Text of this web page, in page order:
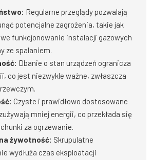
Regularne przeglądy pozwalają
potencjalne zagrożenia, takie jak
funkcjonowanie instalacji gazowych
ze spalaniem.
Dbanie o stan urządzeń ogranicza
co jest niezwykle ważne, zwłaszcza
Czyste i prawidłowo dostosowane
mniej energii, co przekłada się
za ogrzewanie.
żywotność: Skrupulatne
wydłuża czas eksploatacji